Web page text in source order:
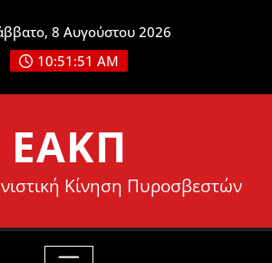
8 Αυγούστου 2026
10:51:52 AM
ΕΑΚΠ
Κίνηση Πυροσβεστών